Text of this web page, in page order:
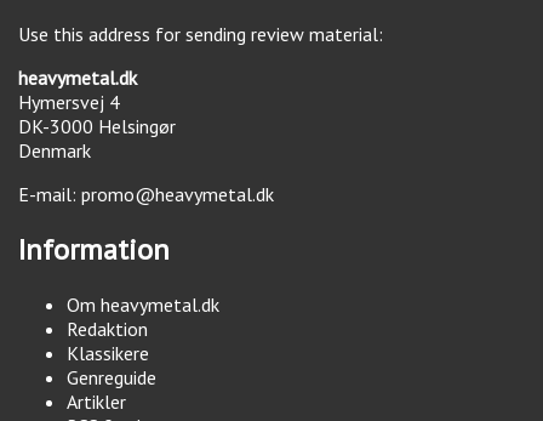
Use this address for sending review material:
heavymetal.dk
Hymersvej 4
DK-3000 Helsingør
Denmark
E-mail: promo@heavymetal.dk
Information
Om heavymetal.dk
Redaktion
Klassikere
Genreguide
Artikler